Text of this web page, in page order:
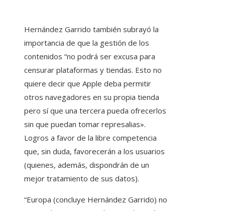
Hernández Garrido también subrayó la
importancia de que la gestión de los
contenidos “no podrá ser excusa para
censurar plataformas y tiendas. Esto no
quiere decir que Apple deba permitir
otros navegadores en su propia tienda
pero sí que una tercera pueda ofrecerlos
sin que puedan tomar represalias».
Logros a favor de la libre competencia
que, sin duda, favorecerán a los usuarios
(quienes, además, dispondrán de un
mejor tratamiento de sus datos).
“Europa (concluye Hernández Garrido) no